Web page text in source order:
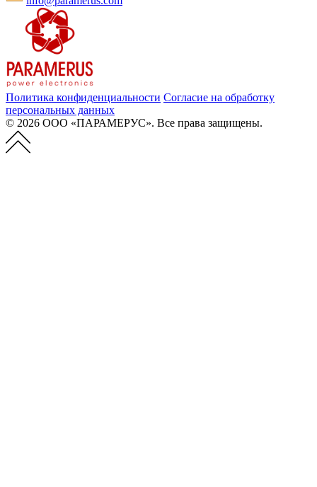
Политика конфиденциальности Согласие на обработку
персональных данных
© 2026 ООО «ПАРАМЕРУС». Все права защищены.